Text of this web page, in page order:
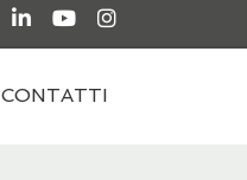
CONTATTI